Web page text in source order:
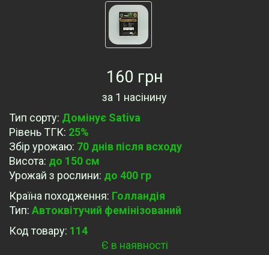
160 грн
за 1 насінину
Тип сорту: Домінує Sativa
Рівень ТГК: 25%
Збір урожаю: 70 днів після всходу
Висота: до 150 см
Урожай з рослини: до 400 гр
Країна походження: Голландія
Тип: Автоквітучий фемінізований
Код товару: 114
Є в наявності